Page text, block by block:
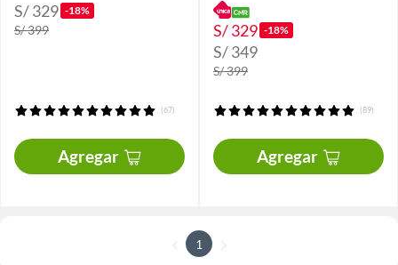
S/ 329 -18%
S/ 399
(67)
Agregar
S/ 329 -18%
S/ 349
S/ 399
(89)
Agregar
1